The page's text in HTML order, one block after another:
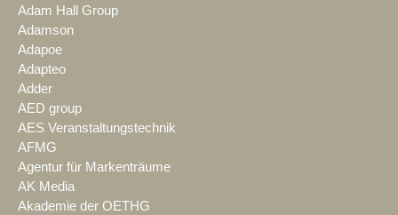
Adam Hall Group
Adamson
Adapoe
Adapteo
Adder
AED group
AES Veranstaltungstechnik
AFMG
Agentur für Markenträume
AK Media
Akademie der OETHG